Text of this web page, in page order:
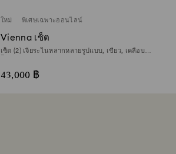
ใหม่ พิเศษเฉพาะออนไลน์
Vienna เซ็ต
เซ็ต (2) เจียระไนหลากหลายรูปแบบ, เขียว, เคลือบ
43,000 ฿